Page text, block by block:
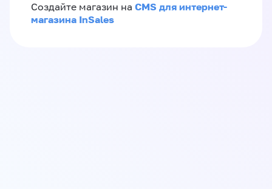
Создайте магазин на CMS для интернет-
магазина InSales